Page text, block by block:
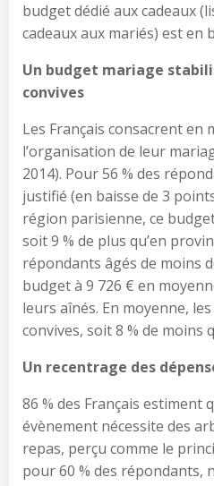
budget dédié aux cadeaux
cadeaux aux mariés) est en
Un budget mariage
convives
Les Français consacrent en
l’organisation de leur
2014). Pour 56 % des
justifié (en baisse de 3
région parisienne, ce
soit 9 % de plus qu’en
répondants âgés de moins
budget à 9 726 € en
leurs aînés. En moyenne,
convives, soit 8 % de moins
Un recentrage des
86 % des Français estiment
évènement nécessite des
repas, perçu comme le
pour 60 % des répondants,